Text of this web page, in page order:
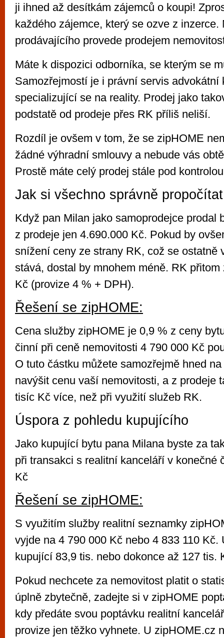
ji ihned až desítkám zájemců o koupi!
každého zájemce, který se ozve z inzerce.
prodávajícího provede prodejem
Máte k dispozici odborníka, se kterým se
Samozřejmostí je i právní servis advokátní
specializující se na reality. Prodej jako
podstatě od prodeje přes RK příliš neliší.
Rozdíl je ovšem v tom, že se zipHOME
žádné výhradní smlouvy a nebude vás
Prostě máte celý prodej stále pod
Jak si všechno správně
Když pan Milan jako samoprodejce prodal
z prodeje jen 4.690.000 Kč. Pokud by
snížení ceny ze strany RK, což se ostatně
stává, dostal by mnohem méně. RK přitom
Kč (provize 4 % + DPH).
Řešení se zipHOME:
Cena služby zipHOME je 0,9 % z ceny
činní při ceně nemovitosti 4 790 000 Kč
O tuto částku můžete samozřejmě hned
navýšit cenu vaší nemovitosti, a z prodeje
tisíc Kč více, než při využití služeb RK.
Úspora z pohledu kupujícího
Jako kupující bytu pana Milana byste za
při transakci s realitní kanceláří v konečné
Kč
Řešení se zipHOME:
S využitím služby realitní seznamky
vyjde na 4 790 000 Kč nebo 4 833 110 Kč.
kupující 83,9 tis. nebo dokonce až 127 tis.
Pokud nechcete za nemovitost platit o
úplně zbytečně, zadejte si v zipHOME
kdy předáte svou poptávku realitní
provize jen těžko vyhnete. U zipHOME.cz